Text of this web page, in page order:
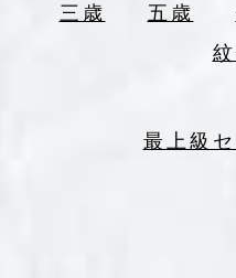
三歳 五歳
最上級